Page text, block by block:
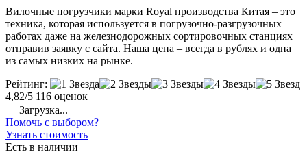
Вилочные погрузчики марки Royal производства Китая – это
техника, которая используется в погрузочно-разгрузочных
работах даже на железнодорожных сортировочных станциях
отправив заявку с сайта. Наша цена – всегда в рублях и одна
из самых низких на рынке.
Рейтинг:
4,82/5 116 оценок
Загрузка...
Помочь с выбором?
Узнать стоимость
Есть в наличии